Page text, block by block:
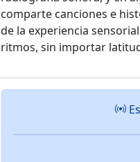
comparte canciones e
de la experiencia
ritmos, sin importar